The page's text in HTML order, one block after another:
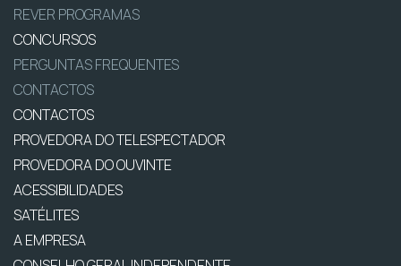
REVER PROGRAMAS
CONCURSOS
PERGUNTAS FREQUENTES
CONTACTOS
CONTACTOS
PROVEDORA DO TELESPECTADOR
PROVEDORA DO OUVINTE
ACESSIBILIDADES
SATÉLITES
A EMPRESA